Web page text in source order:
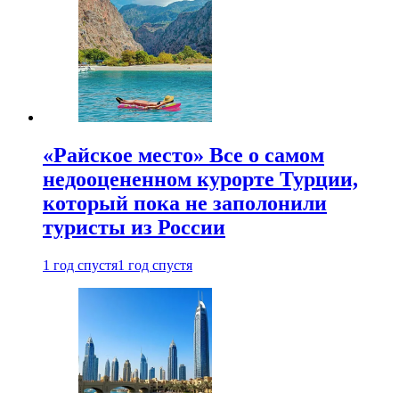
«Райское место» Все о самом
недооцененном курорте Турции,
который пока не заполонили
туристы из России
1 год спустя1 год спустя